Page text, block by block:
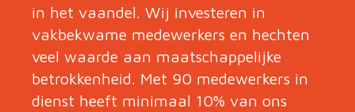
in het vaandel. Wij investeren in
vakbekwame medewerkers en hechten
veel waarde aan maatschappelijke
betrokkenheid. Met 90 medewerkers in
dienst heeft minimaal 10% van ons